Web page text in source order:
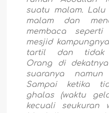
suatu malam.
malam dan
membaca
mesjid
tartil dan tidak
Orang di
suaranya namun
Sampai ketika
ghalas (waktu
kecuali seukuran